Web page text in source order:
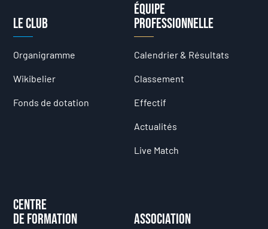
Le club
Organigramme
Wikibelier
Fonds de dotation
Équipe
professionnelle
Calendrier & Résultats
Classement
Effectif
Actualités
Live Match
Centre
de formation
Association